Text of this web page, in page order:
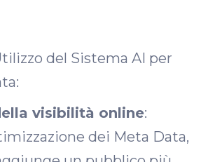
del Sistema AI per
visibilità online:
dei Meta Data,